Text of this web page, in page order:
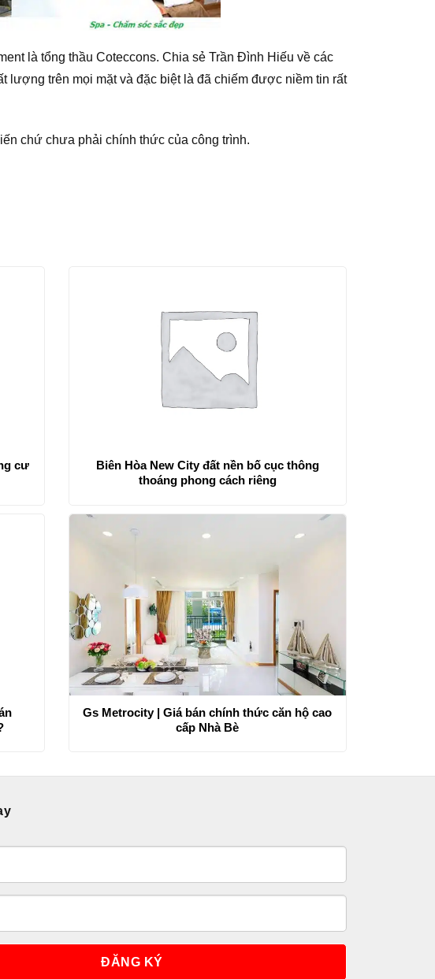
là tổng thầu Coteccons. Chia sẻ Trần Đình Hiếu về các
lượng trên mọi mặt và đặc biệt là đã chiếm được niềm tin rất
chứ chưa phải chính thức của công trình.
cư
Biên Hòa New City đất nền bố cục thông
thoáng phong cách riêng
Gs Metrocity | Giá bán chính thức căn hộ cao
cấp Nhà Bè